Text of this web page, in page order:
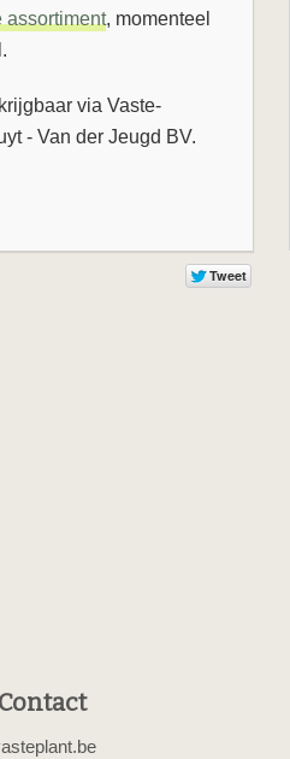
assortiment, momenteel
via Vaste-
- Van der Jeugd BV.
Contact